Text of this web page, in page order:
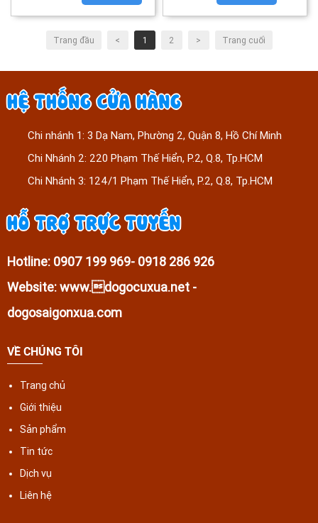
Trang đầu < 1 2 > Trang cuối
HỆ THỐNG CỬA HÀNG
Chi nhánh 1: 3 Dạ Nam, Phường 2, Quận 8, Hồ Chí Minh
Chi Nhánh 2: 220 Phạm Thế Hiển, P.2, Q.8, Tp.HCM
Chi Nhánh 3: 124/1 Phạm Thế Hiển, P.2, Q.8, Tp.HCM
HỖ TRỢ TRỰC TUYẾN
Hotline: 0907 199 969- 0918 286 926
Website: www.dogocuxua.net -
dogosaigonxua.com
VỀ CHÚNG TÔI
Trang chủ
Giới thiệu
Sản phẩm
Tin tức
Dịch vụ
Liên hệ